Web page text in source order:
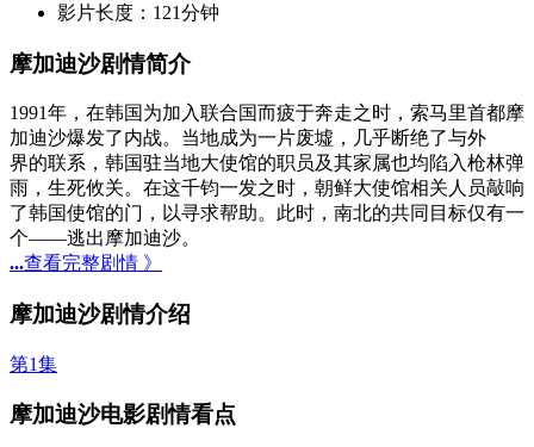
影片长度： 121分钟
摩加迪沙剧情简介
1991年，在韩国为加入联合国而疲于奔走之时，索马里首都摩
加迪沙爆发了内战。当地成为一片废墟，几乎断绝了与外
界的联系，韩国驻当地大使馆的职员及其家属也均陷入枪林弹
雨，生死攸关。在这千钧一发之时，朝鲜大使馆相关人员敲响
了韩国使馆的门，以寻求帮助。此时，南北的共同目标仅有一
个——逃出摩加迪沙。
...查看完整剧情 》
摩加迪沙剧情介绍
第1集
摩加迪沙电影剧情看点